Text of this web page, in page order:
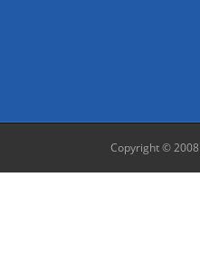
Copyright © 2008